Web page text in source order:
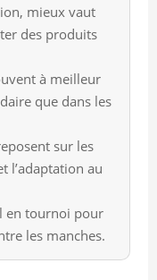
mieux vaut
des produits
à meilleur
que dans les
sur les
l’adaptation au
en tournoi pour
les manches.